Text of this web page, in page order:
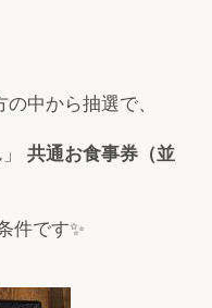
中から抽選で、
共通お食事券（並
件です✨